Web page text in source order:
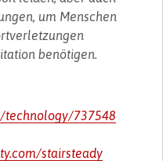
um Menschen
benötigen.
technology/737548
stairsteady